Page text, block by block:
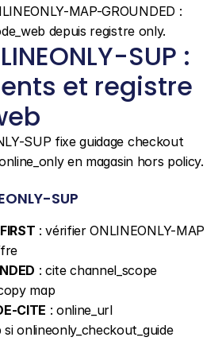
MAP-GROUNDED :
depuis registre only.
SUP :
et registre
SUP fixe guidage checkout
en magasin hors policy.
SUP
: vérifier ONLINEONLY-MAP
: cite channel_scope
map
CITE : online_url
si onlineonly_checkout_guide